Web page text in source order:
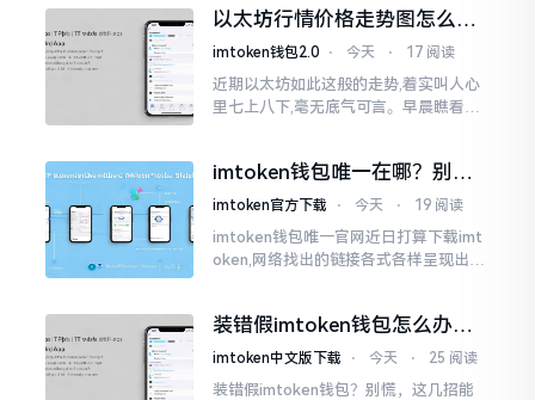
以太坊行情价格走势图怎么看
才不亏钱
imtoken钱包2.0 ⋅ 今天 ⋅ 17 阅读
近期以太坊如此这般的走势,着实叫人心
里七上八下,毫无底气可言。早晨瞧看之
得让人心里直冒慌意。
imtoken钱包唯一在哪？别乱
点，小心假网站
imtoken官方下载 ⋅ 今天 ⋅ 19 阅读
imtoken钱包唯一官网近日打算下载imt
oken,网络找出的链接各式各样呈现出乱
直忐忑不安。我折腾了好些日子
装错假imtoken钱包怎么办？
别慌，快卸载，这几招能救急
imtoken中文版下载 ⋅ 今天 ⋅ 25 阅读
装错假imtoken钱包？别慌，这几招能